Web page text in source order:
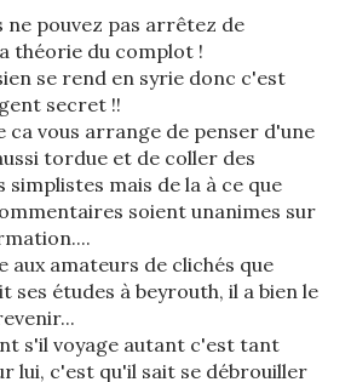
ne pouvez pas arrêtez de
théorie du complot !
se rend en syrie donc c'est
secret !!
ca vous arrange de penser d'une
tordue et de coller des
simplistes mais de la à ce que
soient unanimes sur
aux amateurs de clichés que
ses études à beyrouth, il a bien le
s'il voyage autant c'est tant
lui, c'est qu'il sait se débrouiller